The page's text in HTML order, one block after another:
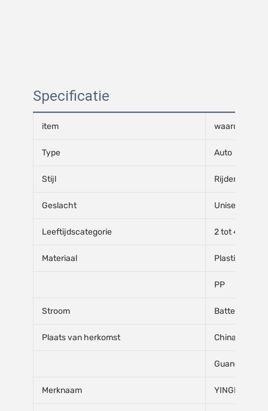
Specificatie
item waarde
Type Auto
Stijl Rijdend
Geslacht Unisex
Leeftijdscategorie 2 tot 4 jaar, 5
Materiaal Plastic
PP
Stroom Batterij
Plaats van herkomst China
Guangdong
Merknaam YINGHAO